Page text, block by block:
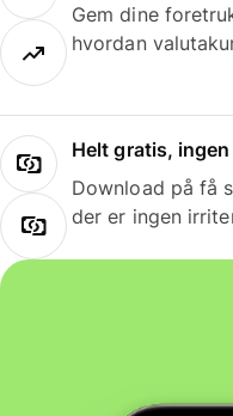
Gem dine
hvordan
Helt gratis,
Download på få
der er ingen